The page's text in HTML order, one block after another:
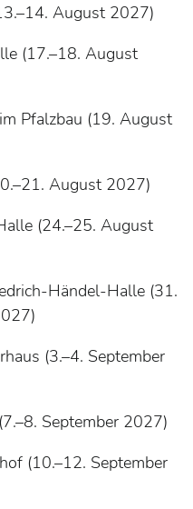
August 2027)
(17.–18. August
Pfalzbau (19. August
August 2027)
(24.–25. August
Händel-Halle (31.
(3.–4. September
September 2027)
(10.–12. September